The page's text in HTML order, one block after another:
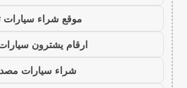
موقع شراء سيارات
ارقام يشترون
شراء سيارات